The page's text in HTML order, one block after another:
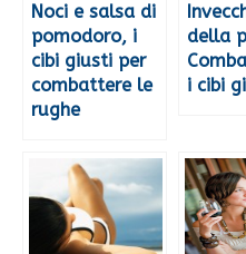
Noci e salsa di
pomodoro, i
cibi giusti per
combattere le
rughe
della
i cibi